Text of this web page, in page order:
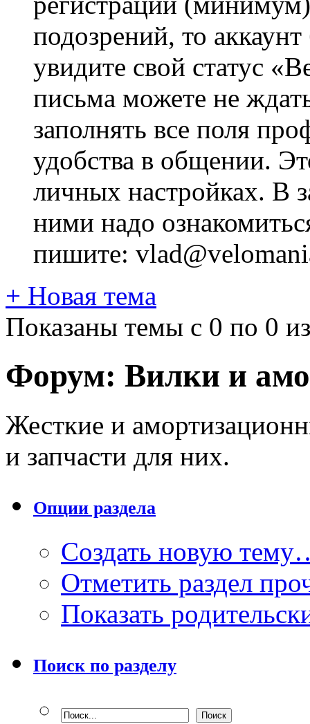
подозрений, то
увидите свой статус
письма можете не
заполнять все поля
удобства в общении.
личных настройках. В
ними надо
пишите:
+ Новая тема
Показаны темы с 0 по 0
Форум: Вилки и
Жесткие и
и запчасти для них.
Опции раздела
Создать новую
Отметить раздел
Показать
Поиск по разделу